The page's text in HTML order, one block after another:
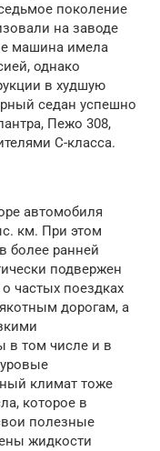
поколение
на заводе
машина имела
однако
в худшую
седан успешно
Пежо 308,
С-класса.
автомобиля
км. При этом
более ранней
подвержен
частых поездках
дорогам, а
в том числе и в
климат тоже
которое в
полезные
жидкости